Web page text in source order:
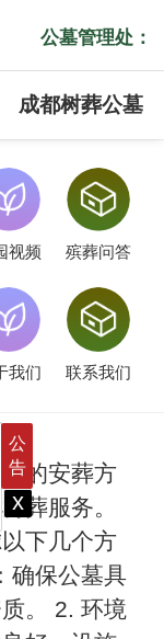
公
告
x
公墓管理处：
成都树葬公墓
视频 殡葬问答
我们 联系我们
的安葬方
葬服务。
下几个方
确保公墓具
。 2. 环境